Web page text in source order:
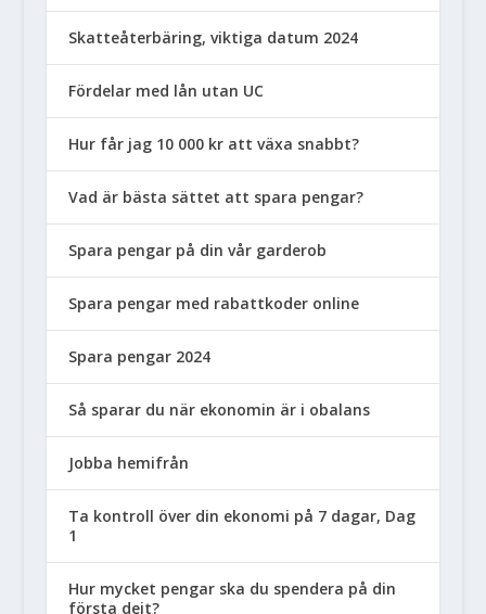
Skatteåterbäring, viktiga datum 2024
Fördelar med lån utan UC
Hur får jag 10 000 kr att växa snabbt?
Vad är bästa sättet att spara pengar?
Spara pengar på din vår garderob
Spara pengar med rabattkoder online
Spara pengar 2024
Så sparar du när ekonomin är i obalans
Jobba hemifrån
Ta kontroll över din ekonomi på 7 dagar, Dag
1
Hur mycket pengar ska du spendera på din
första dejt?